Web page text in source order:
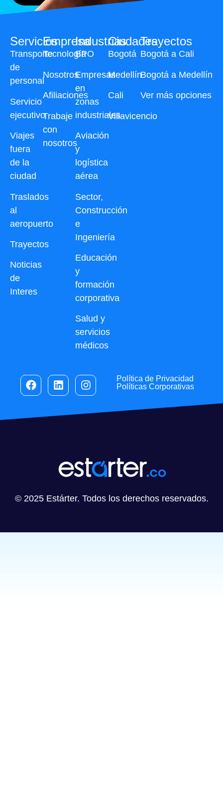
Servicios
Transporte
de
personal
Servicio
ejecutivo
Viajes
fuera
de la
ciudad
Traslados
al
aeropuerto
Trayectos
Noticias
de
Interes
Industrias
BPO
Empresas
en
zonas
industriales
Aviación
y
logística
aérea
Sector,
Construcción
e
Ingeniería
Educación
y
formación
corporativa
Salud y
servicios
médicos
Ciudades
Bogotá
Medellín
Cali
Villavicencio
Trayectos
Bogotá a Cali
Bogotá a Medellín
Ver más opciones
Empresa
Tecnología
Nosotros
Afiliaciones
Trabaje
con
nosotros
Política de Privacidad
Políticas Corporativas
© 2025 Estárter. Todos los derechos reservados.